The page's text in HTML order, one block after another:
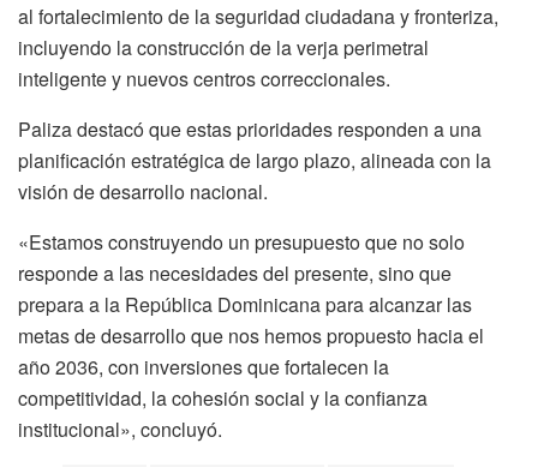
al fortalecimiento de la seguridad ciudadana y fronteriza,
incluyendo la construcción de la verja perimetral
inteligente y nuevos centros correccionales.
Paliza destacó que estas prioridades responden a una
planificación estratégica de largo plazo, alineada con la
visión de desarrollo nacional.
«Estamos construyendo un presupuesto que no solo
responde a las necesidades del presente, sino que
prepara a la República Dominicana para alcanzar las
metas de desarrollo que nos hemos propuesto hacia el
año 2036, con inversiones que fortalecen la
competitividad, la cohesión social y la confianza
institucional», concluyó.